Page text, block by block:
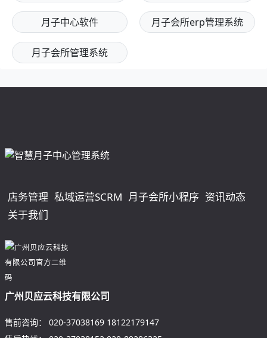
月子中心软件 月子会所erp管理系统
月子会所管理系统
店务管理 私域运营SCRM 月子会所小程序 资讯动态
关于我们
广州贝应云科技有限公司
售前咨询： 020-37038169 18122179147